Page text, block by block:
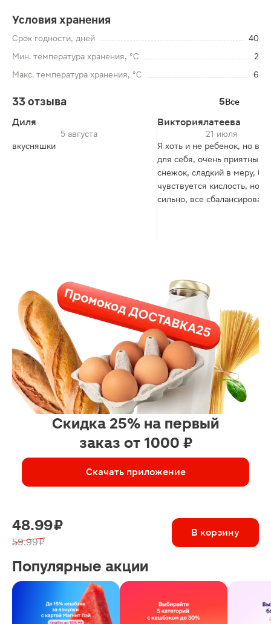
Условия хранения
Срок годности, дней
40
Мин. температура хранения, °C
2
Макс. температура хранения, °C
6
33 отзыва 5Все
Диля
5 августа
вкусняшки
Викториялатеева
21 июля
Я хоть и не ребенок, но
для себя, очень приятный
снежок, сладкий в меру,
чувствуется кислость, но не
сильно, все
Скидка 25% на первый
заказ от 1000 ₽
Скачать приложение
48.99 ₽
59.99 ₽
В корзину
Популярные акции